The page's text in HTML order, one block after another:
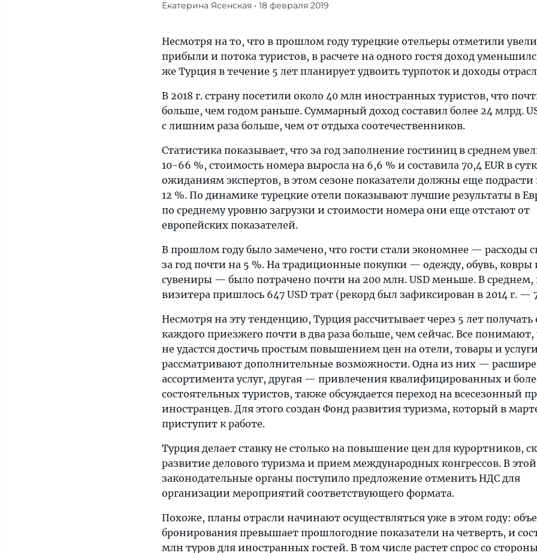
Несмотря
то,
что
в
году
турецкие
отельеры
увеличение
прибыли
и
потока
туристов,
в
расчете
на
одного
гостя
уменьшился.
И
все
же
Турция
в
течение
5
планирует
удвоить
турпоток
и
доходы
отрасли.
Екатерина Ясенская • 18 февраля 2019
Несмотря на то, что в прошлом году турецкие отельеры отметили
прибыли и потока туристов, в расчете на одного гостя доход
же Турция в течение 5 лет планирует удвоить турпоток и доходы
В 2018 г. страну посетили около 40 млн иностранных туристов, что
больше, чем годом раньше. Суммарный доход составил более 24 млрд.
с лишним раза больше, чем от отдыха соотечественников.
Статистика показывает, что за год заполнение гостиниц в среднем
10-66 %, стоимость номера выросла на 6,6 % и составила 70,4 EUR в
ожиданиям экспертов, в этом сезоне показатели должны еще подрасти
12 %. По динамике турецкие отели показывают лучшие результаты в
по среднему уровню загрузки и стоимости номера они еще отстают от
европейских показателей.
В прошлом году было замечено, что гости стали экономнее — расходы
за год почти на 5 %. На традиционные покупки — одежду, обувь, ковры
сувениры — было потрачено почти на 200 млн. USD меньше. В среднем,
визитера пришлось 647 USD трат (рекорд был зафиксирован в 2014 г. —
Несмотря на эту тенденцию, Турция рассчитывает через 5 лет получать
каждого приезжего почти в два раза больше, чем сейчас. Все понимают,
не удастся достичь простым повышением цен на отели, товары и
рассматривают дополнительные возможности. Одна из них —
ассортимента услуг, другая — привлечения квалифицированных и
состоятельных туристов, также обсуждается переход на всесезонный
иностранцев. Для этого создан Фонд развития туризма, который в
приступит к работе.
Турция делает ставку не столько на повышение цен для курортников,
развитие делового туризма и прием международных конгрессов. В
законодательные органы поступило предложение отменить НДС для
организации мероприятий соответствующего формата.
Похоже, планы отрасли начинают осуществляться уже в этом году:
бронирования превышает прошлогодние показатели на четверть, и
млн туров для иностранных гостей. В том числе растет спрос со